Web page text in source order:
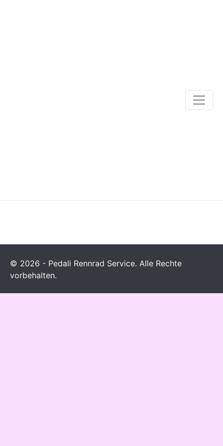
© 2026 - Pedali Rennrad Service. Alle Rechte
vorbehalten.